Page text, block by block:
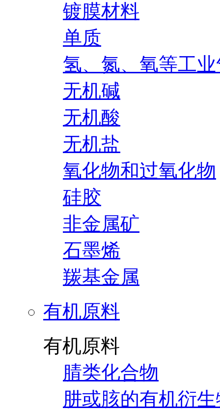
镀膜材料
单质
氢、氮、氧等工
无机碱
无机酸
无机盐
氧化物和过氧化物
硅胶
非金属矿
石墨烯
羰基金属
有机原料
有机原料
腈类化合物
肼或胲的有机衍